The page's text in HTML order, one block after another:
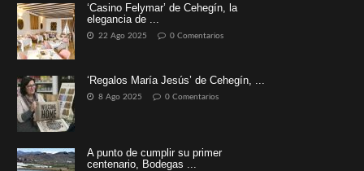
‘Casino Felymar’ de Cehegín, la
elegancia de ...
22 Ago 2025 0 Comentarios
‘Regalos María Jesús’ de Cehegín, ...
8 Ago 2025 0 Comentarios
A punto de cumplir su primer
centenario, Bodegas ...